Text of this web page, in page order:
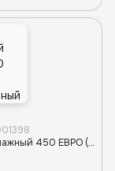
Стакан бумажный 450 ЕВРО (500 мл) двухслойный БАМБУКОВЫЙ D-90 (25/20/500)